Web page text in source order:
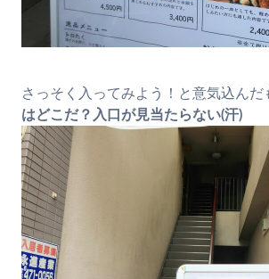
さっそく入ってみよう！と意気込んだ
はどこだ？入口が見当たらない(汗)